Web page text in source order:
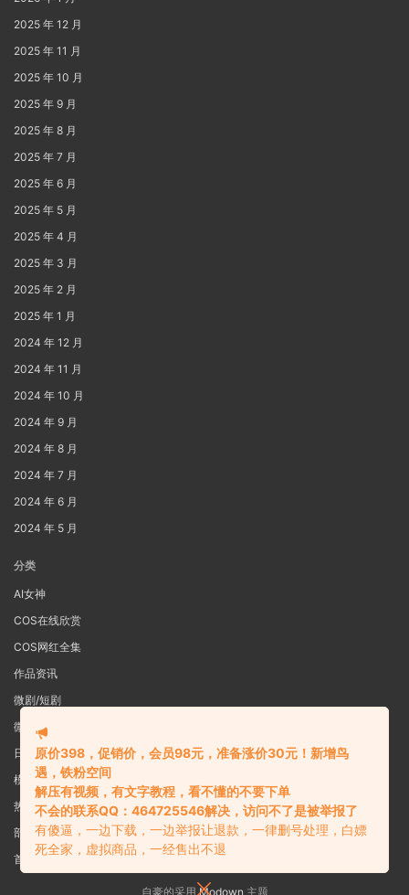
2025 年 12 月
2025 年 11 月
2025 年 10 月
2025 年 9 月
2025 年 8 月
2025 年 7 月
2025 年 6 月
2025 年 5 月
2025 年 4 月
2025 年 3 月
2025 年 2 月
2025 年 1 月
2024 年 12 月
2024 年 11 月
2024 年 10 月
2024 年 9 月
2024 年 8 月
2024 年 7 月
2024 年 6 月
2024 年 5 月
分类
AI女神
COS在线欣赏
COS网红全集
作品资讯
微剧/短剧
微密圈
日系写真
模特女神
热舞视频
部分预览图
首页
自豪的采用Modown 主题
原价398，促销价，会员98元，准备涨价30元！新增鸟
遇，铁粉空间
解压有视频，有文字教程，看不懂的不要下单
不会的联系QQ：464725546解决，访问不了是被举报了
有傻逼，一边下载，一边举报让退款，一律删号处理，白嫖
死全家，虚拟商品，一经售出不退